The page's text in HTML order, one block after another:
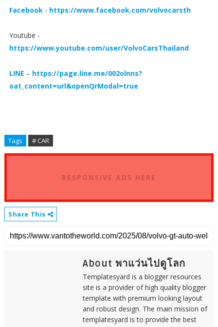
Facebook- https://www.facebook.com/volvocarsth
Youtube -
https://www.youtube.com/user/VolvoCarsThailand
LINE – https://page.line.me/002olnns?
oat_content=url&openQrModal=true
Tags # CAR
RESPONSIVE ADS HERE
Share This
About พาแว่นไปดูโลก
Templatesyard is a blogger resources
site is a provider of high quality blogger
template with premium looking layout
and robust design. The main mission of
templatesyard is to provide the best